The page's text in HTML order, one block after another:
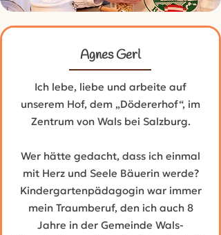
Agnes Gerl
Ich lebe, liebe und arbeite auf
unserem Hof, dem „Dödererhof“, im
Zentrum von Wals bei Salzburg.
Wer hätte gedacht, dass ich einmal
mit Herz und Seele Bäuerin werde?
Kindergartenpädagogin war immer
mein Traumberuf, den ich auch 8
Jahre in der Gemeinde Wals-